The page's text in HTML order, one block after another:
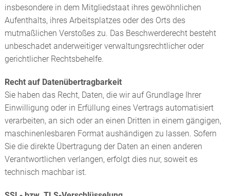
insbesondere in dem Mitgliedstaat ihres gewöhnlichen
Aufenthalts, ihres Arbeitsplatzes oder des Orts des
mutmaßlichen Verstoßes zu. Das Beschwerderecht besteht
unbeschadet anderweitiger verwaltungsrechtlicher oder
gerichtlicher Rechtsbehelfe.
Recht auf Datenübertragbarkeit
Sie haben das Recht, Daten, die wir auf Grundlage Ihrer
Einwilligung oder in Erfüllung eines Vertrags automatisiert
verarbeiten, an sich oder an einen Dritten in einem gängigen,
maschinenlesbaren Format aushändigen zu lassen. Sofern
Sie die direkte Übertragung der Daten an einen anderen
Verantwortlichen verlangen, erfolgt dies nur, soweit es
technisch machbar ist.